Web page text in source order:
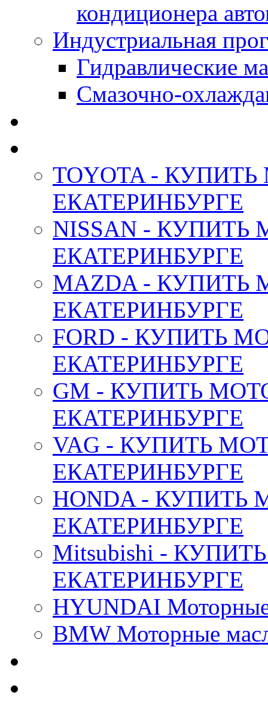
кондиционера
Индустриальная
Гидравлические
Смазочно-
TOYOTA -
ЕКАТЕРИНБУРГЕ
NISSAN -
ЕКАТЕРИНБУРГЕ
MAZDA -
ЕКАТЕРИНБУРГЕ
FORD - КУПИТЬ
ЕКАТЕРИНБУРГЕ
GM - КУПИТЬ
ЕКАТЕРИНБУРГЕ
VAG - КУПИТЬ
ЕКАТЕРИНБУРГЕ
HONDA -
ЕКАТЕРИНБУРГЕ
Mitsubishi -
ЕКАТЕРИНБУРГЕ
HYUNDAI
BMW Моторные